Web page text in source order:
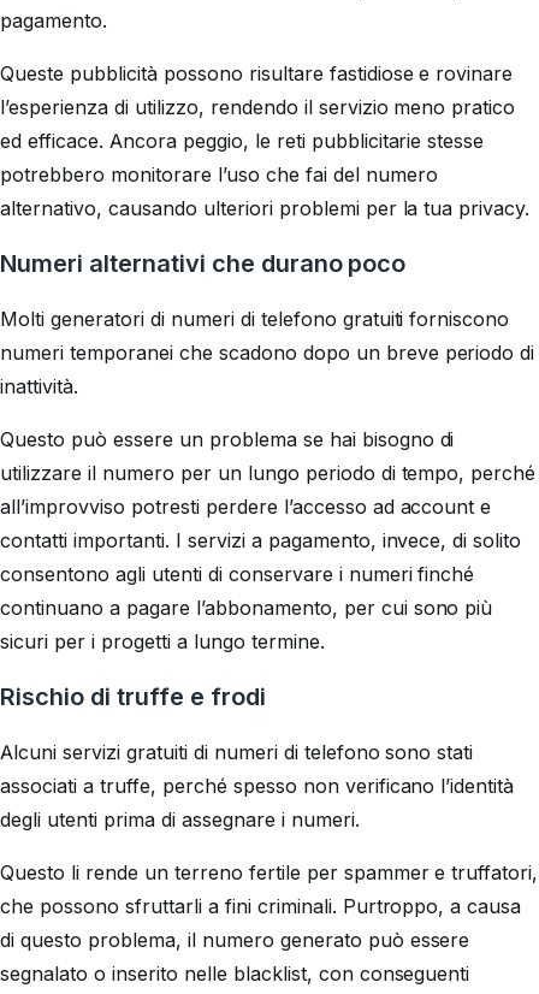
pagamento.
Queste pubblicità possono risultare fastidiose e rovinare
l’esperienza di utilizzo, rendendo il servizio meno pratico
ed efficace. Ancora peggio, le reti pubblicitarie stesse
potrebbero monitorare l’uso che fai del numero
alternativo, causando ulteriori problemi per la tua privacy.
Numeri alternativi che durano poco
Molti generatori di numeri di telefono gratuiti forniscono
numeri temporanei che scadono dopo un breve periodo di
inattività.
Questo può essere un problema se hai bisogno di
utilizzare il numero per un lungo periodo di tempo, perché
all’improvviso potresti perdere l’accesso ad account e
contatti importanti. I servizi a pagamento, invece, di solito
consentono agli utenti di conservare i numeri finché
continuano a pagare l’abbonamento, per cui sono più
sicuri per i progetti a lungo termine.
Rischio di truffe e frodi
Alcuni servizi gratuiti di numeri di telefono sono stati
associati a truffe, perché spesso non verificano l’identità
degli utenti prima di assegnare i numeri.
Questo li rende un terreno fertile per spammer e truffatori,
che possono sfruttarli a fini criminali. Purtroppo, a causa
di questo problema, il numero generato può essere
segnalato o inserito nelle blacklist, con conseguenti